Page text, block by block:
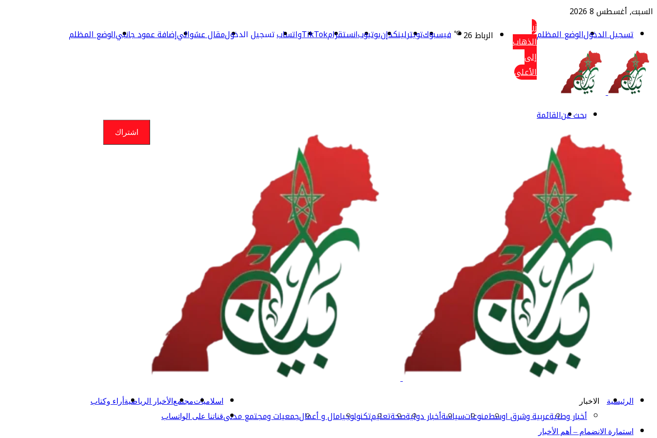
السبت, أغسطس 8 2026
الوضع المظلمإضافة عمود جانبيمقال عشوائيتسجيل الدخولواتسابTikTokانستقراميوتيوبلينكدإنتويترفيسبوك الرباط26
℃ الوضع المظلمتسجيل الدخول
القائمةبحث عن
الرئيسية الاخبار
أخبار وطنيةعربية وشرق اوسطمنوعاتسياسةأخبار دوليةصحةتعليمتكنولوجيامال و أعمالجمعيات ومجتمع مدنى
اسلامياتمجتمع الأخبار الرياضية أراء وكتاب
قناتنا على الواتساب
استمارة الانضمام – أهم الأخبار
زر
الذهاب
إلى
الأعلى
اشتراك